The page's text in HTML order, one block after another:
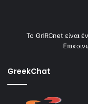
Το GrIRCnet είναι
GreekChat